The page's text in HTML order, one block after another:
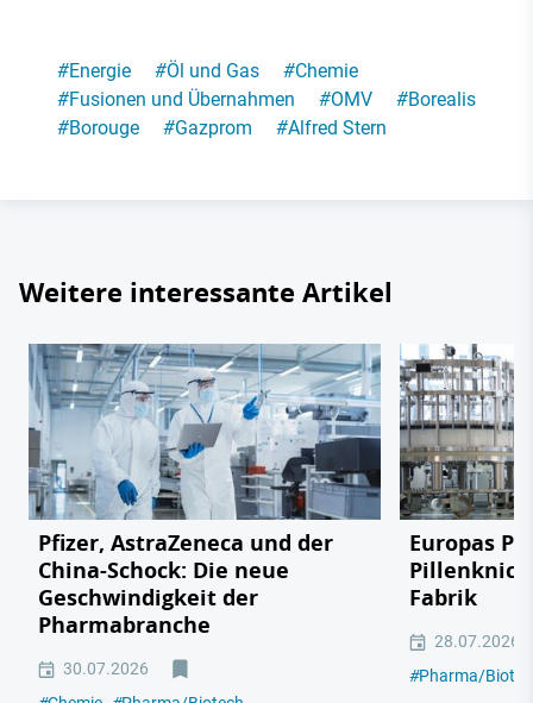
#Energie #Öl und Gas #Chemie
#Fusionen und Übernahmen #OMV #Borealis
#Borouge #Gazprom #Alfred Stern
Weitere interessante Artikel
Pfizer, AstraZeneca und der
China-Schock: Die neue
Geschwindigkeit der
Pharmabranche
30.07.2026
Europas
Fabrik
28.07.2026
#Pharma/